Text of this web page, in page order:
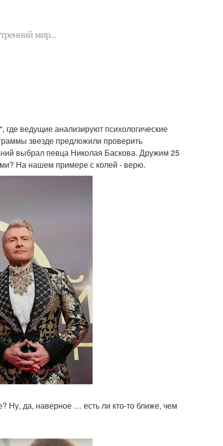
мир...
ведущие анализируют психологические
звезде предложили проверить
выбрал певца Николая Баскова. Дружим 25
На нашем примере с колей - верю.
Ну, да, наверное … есть ли кто-то ближе, чем